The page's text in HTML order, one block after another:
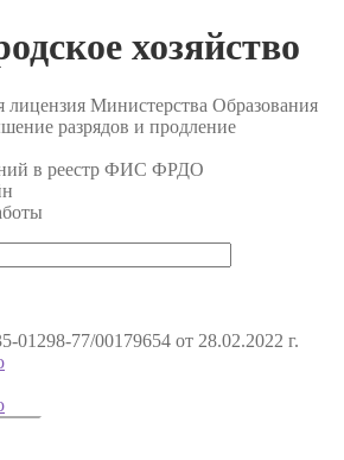
хозяйство
лицензия Министерства Образования
разрядов и продление
в реестр ФИС ФРДО
01298-77/00179654 от 28.02.2022 г.